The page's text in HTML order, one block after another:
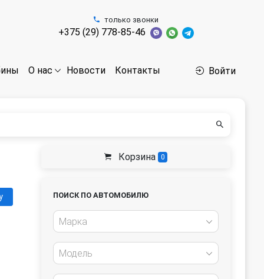
только звонки
+375 (29) 778-85-46
О нас Новости Контакты Войти
Корзина 0
ПОИСК ПО АВТОМОБИЛЮ
Марка
Модель